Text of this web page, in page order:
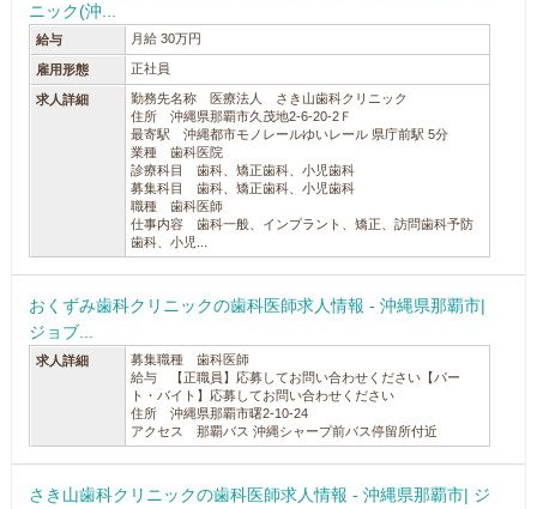
ニック(沖...
給与 月給 30万円
雇用形態 正社員
求人詳細
勤務先名称 医療法人 さき山歯科クリニック
住所 沖縄県那覇市久茂地2-6-20-2Ｆ
最寄駅 沖縄都市モノレールゆいレール 県庁前駅 5分
業種 歯科医院
診療科目 歯科、矯正歯科、小児歯科
募集科目 歯科、矯正歯科、小児歯科
職種 歯科医師
仕事内容 歯科一般、インプラント、矯正、訪問歯科予防
歯科、小児...
おくずみ歯科クリニックの歯科医師求人情報 - 沖縄県那覇市|
ジョブ...
求人詳細
募集職種 歯科医師
給与 【正職員】応募してお問い合わせください【パー
ト・バイト】応募してお問い合わせください
住所 沖縄県那覇市曙2-10-24
アクセス 那覇バス 沖縄シャープ前バス停留所付近
さき山歯科クリニックの歯科医師求人情報 - 沖縄県那覇市| ジ